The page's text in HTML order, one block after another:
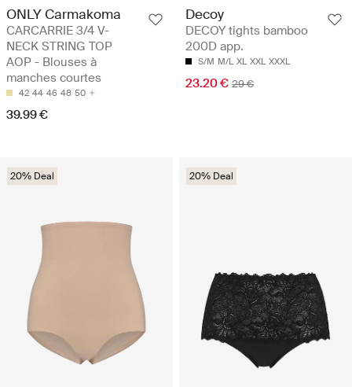
ONLY Carmakoma
CARCARRIE 3/4 V-
NECK STRING TOP
AOP - Blouses à
manches courtes
42 44 46 48 50
39.99 €
Decoy
DECOY tights bamboo
200D app.
S/M M/L XL XXL XXXL
23.20 € 29 €
20% Deal 20% Deal